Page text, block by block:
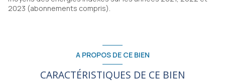
Agence CUPILLARD - 04.77.70.15.55
Les informations sur les risques auxquels ce bien est exposé
2023 (abonnements compris).
A PROPOS DE CE BIEN
CARACTÉRISTIQUES DE CE BIEN